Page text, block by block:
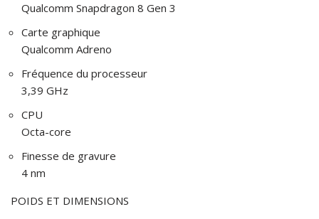
Qualcomm Snapdragon 8 Gen 3
Carte graphique
Qualcomm Adreno
Fréquence du processeur
3,39 GHz
CPU
Octa-core
Finesse de gravure
4 nm
POIDS ET DIMENSIONS